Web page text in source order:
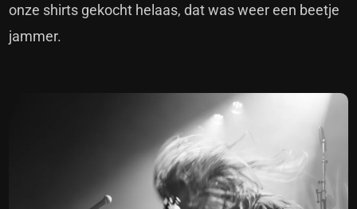
onze shirts gekocht helaas, dat was weer een beetje
jammer.